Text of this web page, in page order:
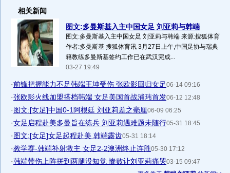
相关新闻
图文:多曼斯基入主中国女足 刘亚莉与韩端
图文:多曼斯基入主中国女足 刘亚莉与韩端 来源:搜狐体育
作者:多曼斯基 搜狐体育讯 3月27日上午,中国足协与瑞典
籍教练多曼斯基签约工作已在武汉完成...
03-27 19:49
·前锋把握能力不足韩端王坤受伤 张欧影回归女足06-14 09:16
·张欧影火线加盟搭档韩端 女足美国首战浦玮首发06-12 12:48
·图文:[女足]中国0-1阿根廷 刘亚莉差之毫厘06-09 06:25
·女足启程赴美多曼旨在练兵 刘亚莉遇难题未随行05-31 18:45
·图文:[女足]女足起程赴美 韩端露齿05-31 18:14
·教学赛-韩端补射救主 女足2-2澳洲终止连胜05-30 17:12
·韩端带伤上阵拼到两腿没知觉 惨败让刘亚莉痛哭03-15 09:47